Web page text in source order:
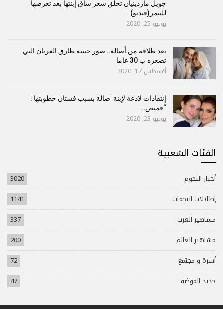
جويل ماردينيان تحلق شعر ساق إبنتها بعد تعرضها
للتنمر(فيديو)
يونيو 25, 2020
بعد طلاقه من أصالة.. صور حبيبة طارق العريان التي
تصغره ب 30 عاما
أغسطس 17, 2020
إنتقادات لاذعة لإبنة أصالة بسبب فستان خطوبتها :
“قميص…
يوليو 23, 2020
الفئات الشعبية
أخبار النجوم
3020
إطلالات النجمات
1141
مشاهير العرب
337
مشاهير العالم
200
أسرة و مجتمع
72
جديد الموضة
47